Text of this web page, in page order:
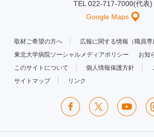
TEL 022-717-7000(代表)
Google Maps
取材ご希望の方へ
広報に関する情報（職員専
東北大学病院ソーシャルメディアポリシー
お知
このサイトについて
個人情報保護方針
サイトマップ
リンク